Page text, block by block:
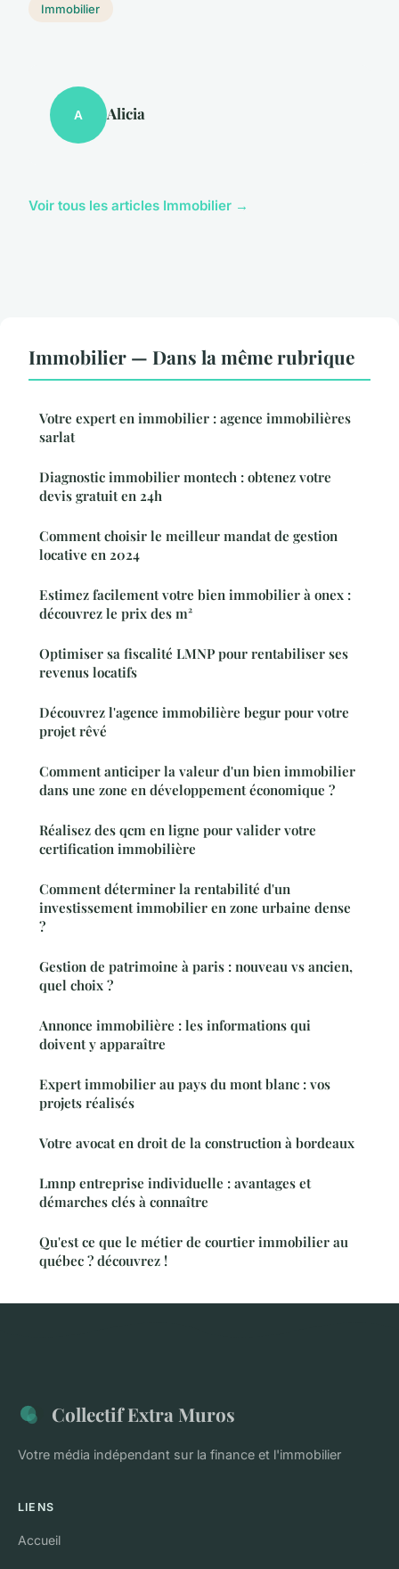
Immobilier
A Alicia
Voir tous les articles Immobilier →
Immobilier — Dans la même rubrique
Votre expert en immobilier : agence immobilières
sarlat
Diagnostic immobilier montech : obtenez votre
devis gratuit en 24h
Comment choisir le meilleur mandat de gestion
locative en 2024
Estimez facilement votre bien immobilier à onex :
découvrez le prix des m²
Optimiser sa fiscalité LMNP pour rentabiliser ses
revenus locatifs
Découvrez l'agence immobilière begur pour votre
projet rêvé
Comment anticiper la valeur d'un bien immobilier
dans une zone en développement économique ?
Réalisez des qcm en ligne pour valider votre
certification immobilière
Comment déterminer la rentabilité d'un
investissement immobilier en zone urbaine dense
?
Gestion de patrimoine à paris : nouveau vs ancien,
quel choix ?
Annonce immobilière : les informations qui
doivent y apparaître
Expert immobilier au pays du mont blanc : vos
projets réalisés
Votre avocat en droit de la construction à bordeaux
Lmnp entreprise individuelle : avantages et
démarches clés à connaître
Qu'est ce que le métier de courtier immobilier au
québec ? découvrez !
Collectif Extra Muros
Votre média indépendant sur la finance et l'immobilier
LIENS
Accueil